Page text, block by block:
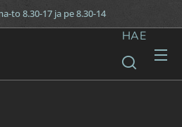
to 8.30-17 ja pe 8.30-14
HAE